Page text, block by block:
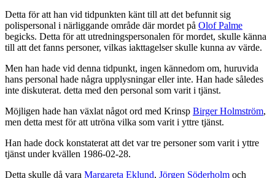
Detta för att han vid tidpunkten känt till att det befunnit sig
polispersonal i närliggande område där mordet på Olof Palme
begicks. Detta för att utredningspersonalen för mordet, skulle känna
till att det fanns personer, vilkas iakttagelser skulle kunna av värde.
Men han hade vid denna tidpunkt, ingen kännedom om, huruvida
hans personal hade några upplysningar eller inte. Han hade således
inte diskuterat. detta med den personal som varit i tjänst.
Möjligen hade han växlat något ord med Krinsp Birger Holmström,
men detta mest för att utröna vilka som varit i yttre tjänst.
Han hade dock konstaterat att det var tre personer som varit i yttre
tjänst under kvällen 1986-02-28.
Detta skulle då vara Margareta Eklund, Jörgen Söderholm och